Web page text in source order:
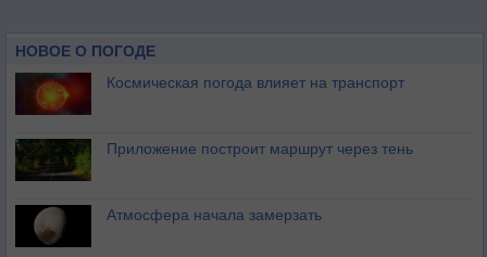
НОВОЕ О ПОГОДЕ
Космическая погода влияет на транспорт
Приложение построит маршрут через тень
Атмосфера начала замерзать